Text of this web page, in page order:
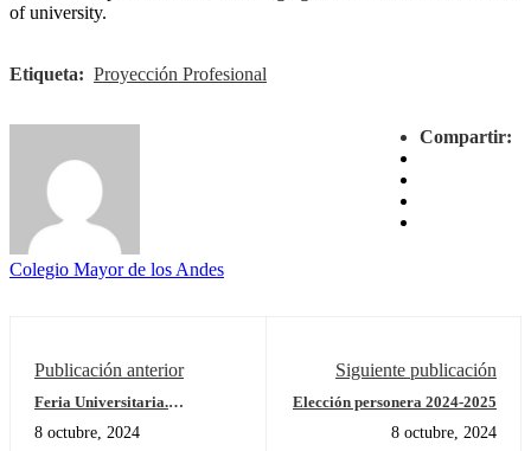
of university.
Etiqueta: Proyección Profesional
Compartir:
Colegio Mayor de los Andes
Publicación anterior
Feria Universitaria.
Instituciones Internacionales.
8 octubre, 2024
Siguiente publicación
Elección personera 2024-2025
8 octubre, 2024